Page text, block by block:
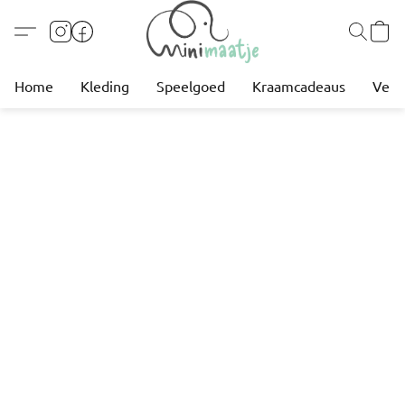
Home Kleding Speelgoed Kraamcadeaus